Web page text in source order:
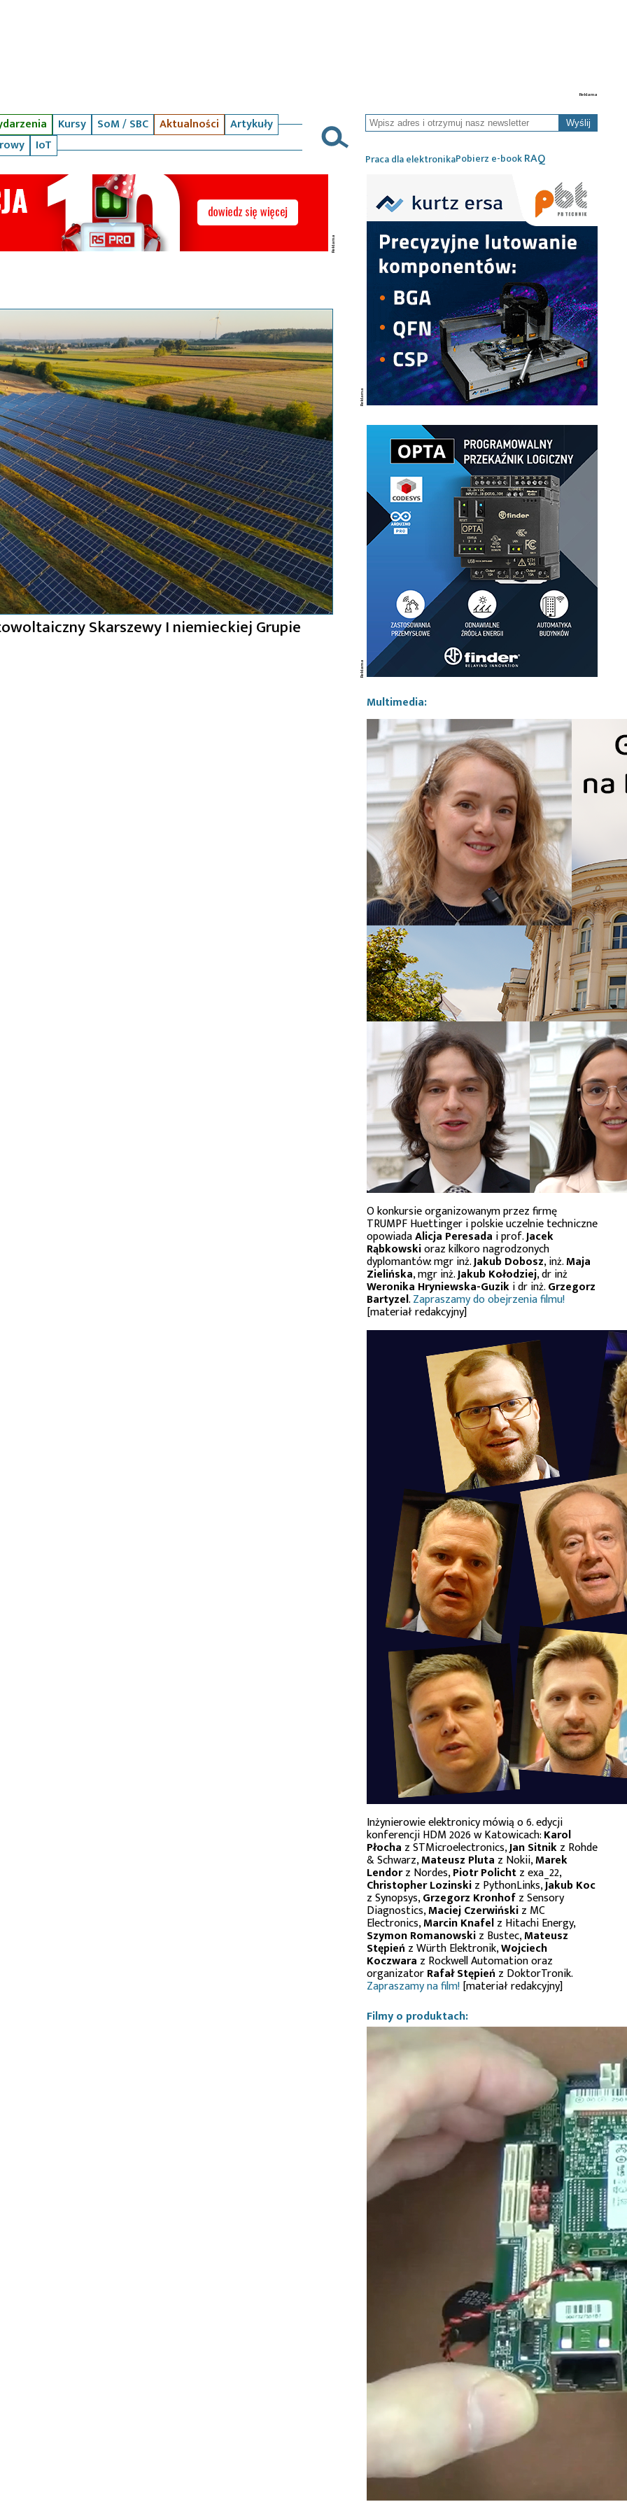
Kursy SoM / SBC Aktualności
Artykuły
IoT
Wyślij
Praca dla elektronikaPobierz e-bookRAQ
Skarszewy I niemieckiej Grupie
Multimedia:
O konkursie organizowanym przez firmę
TRUMPF Huettinger i polskie uczelnie techniczne
opowiadaAlicja Peresada i prof.Jacek
Rąbkowskioraz kilkoro nagrodzonych
dyplomantów: mgr inż.Jakub Dobosz, inż.Maja
Zielińska, mgr inż.Jakub Kołodziej, dr inż
Weronika Hryniewska-Guziki dr inż.Grzegorz
Bartyzel.Zapraszamy do obejrzenia filmu!
[materiał redakcyjny]
Inżynierowie elektronicy mówią o 6. edycji
konferencji HDM 2026 w Katowicach:Karol
Płocha z STMicroelectronics,Jan Sitnikz Rohde
& Schwarz,Mateusz Pluta z Nokii,Marek
Lendorz Nordes,Piotr Polichtz exa_22,
Christopher Lozinskiz PythonLinks,Jakub Koc
z Synopsys,Grzegorz Kronhofz Sensory
Diagnostics,Maciej Czerwińskiz MC
Electronics,Marcin Knafelz Hitachi Energy,
Szymon Romanowskiz Bustec,Mateusz
Stępień z Würth Elektronik,Wojciech
Koczwara z Rockwell Automation oraz
organizatorRafał Stępień z DoktorTronik.
Zapraszamy na film![materiał redakcyjny]
Filmy o produktach: